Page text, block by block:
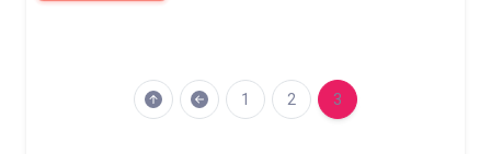
1 2 3